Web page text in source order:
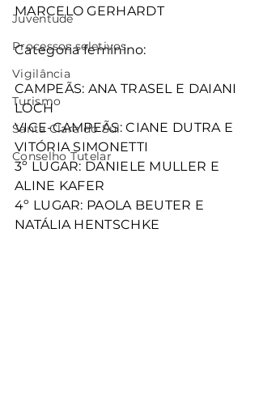
Juventude
Processos seletivos
Vigilância
Turismo
Santa Clara do Sul
Conselho Tutelar
MARCELO GERHARDT
Categoria feminino:
CAMPEÃS: ANA TRASEL E DAIANI
LOCH
VICE-CAMPEÃS: CIANE DUTRA E
VITÓRIA SIMONETTI
3º LUGAR: DANIELE MULLER E
ALINE KAFER
4º LUGAR: PAOLA BEUTER E
NATÁLIA HENTSCHKE